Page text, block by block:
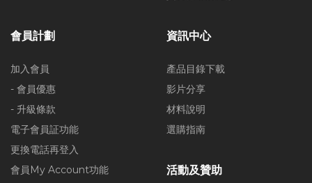
會員計劃
加入會員
- 會員優惠
- 升級條款
電子會員証功能
更換電話再登入
會員My Account功能
資訊中心
產品目錄下載
影片分享
材料說明
選購指南
活動及贊助